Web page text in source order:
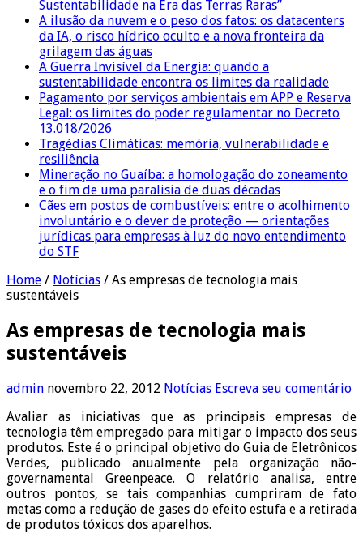
Sustentabilidade na Era das Terras Raras”
A ilusão da nuvem e o peso dos fatos: os datacenters
da IA, o risco hídrico oculto e a nova fronteira da
grilagem das águas
A Guerra Invisível da Energia: quando a
sustentabilidade encontra os limites da realidade
Pagamento por serviços ambientais em APP e Reserva
Legal: os limites do poder regulamentar no Decreto
13.018/2026
Tragédias Climáticas: memória, vulnerabilidade e
resiliência
Mineração no Guaíba: a homologação do zoneamento
e o fim de uma paralisia de duas décadas
Cães em postos de combustíveis: entre o acolhimento
involuntário e o dever de proteção — orientações
jurídicas para empresas à luz do novo entendimento
do STF
Home / Notícias / As empresas de tecnologia mais
sustentáveis
As empresas de tecnologia mais
sustentáveis
admin novembro 22, 2012 Notícias Escreva seu comentário
Avaliar as iniciativas que as principais empresas de
tecnologia têm empregado para mitigar o impacto dos seus
produtos. Este é o principal objetivo do Guia de Eletrônicos
Verdes, publicado anualmente pela organização não-
governamental Greenpeace. O relatório analisa, entre
outros pontos, se tais companhias cumpriram de fato
metas como a redução de gases do efeito estufa e a retirada
de produtos tóxicos dos aparelhos.